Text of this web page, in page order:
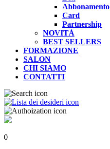
Abbonamento
Card
Partnership
NOVITÀ
BEST SELLERS
FORMAZIONE
SALON
CHI SIAMO
CONTATTI
0